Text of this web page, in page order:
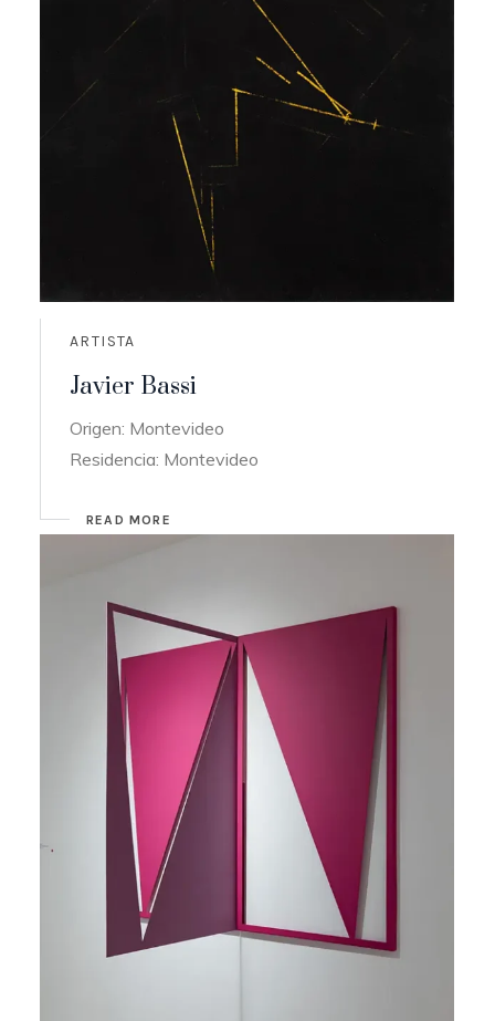
ARTISTA
Javier Bassi
Origen: Montevideo
Residencia: Montevideo
READ MORE